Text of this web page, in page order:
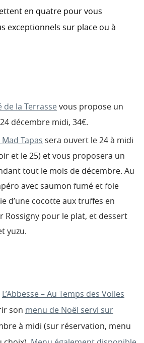
en quatre pour vous
exceptionnels sur place ou à
de la Terrassevous propose un
décembre midi, 34€.
Tapas sera ouvert le 24 à midi
et le 25) et vous proposera un
tout le mois de décembre. Au
avec saumon fumé et foie
d’une cocotte aux truffes en
Rossigny pour le plat, et dessert
yuzu.
L’Abbesse – Au Temps des Voiles
son menu de Noël servi sur
à midi (sur réservation, menu